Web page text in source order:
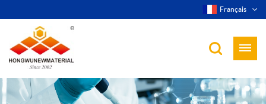
Français